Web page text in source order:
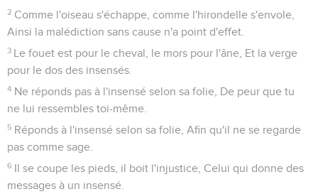
2 Comme l'oiseau s'échappe, comme l'hirondelle s'envole,
Ainsi la malédiction sans cause n'a point d'effet.
3 Le fouet est pour le cheval, le mors pour l'âne, Et la verge
pour le dos des insensés.
4 Ne réponds pas à l'insensé selon sa folie, De peur que tu
ne lui ressembles toi-même.
5 Réponds à l'insensé selon sa folie, Afin qu'il ne se regarde
pas comme sage.
6 Il se coupe les pieds, il boit l'injustice, Celui qui donne des
messages à un insensé.